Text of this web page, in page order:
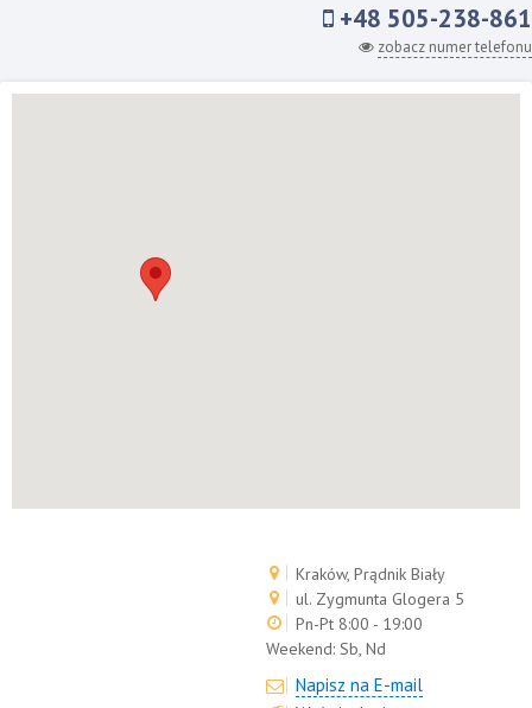
+48 505-238-861
zobacz numer telefonu
Kraków, Prądnik Biały
ul. Zygmunta Glogera 5
Pn-Pt 8:00 - 19:00
Weekend:Sb, Nd
Napisz na E-mail